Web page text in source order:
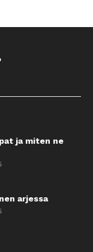
ja miten ne
arjessa